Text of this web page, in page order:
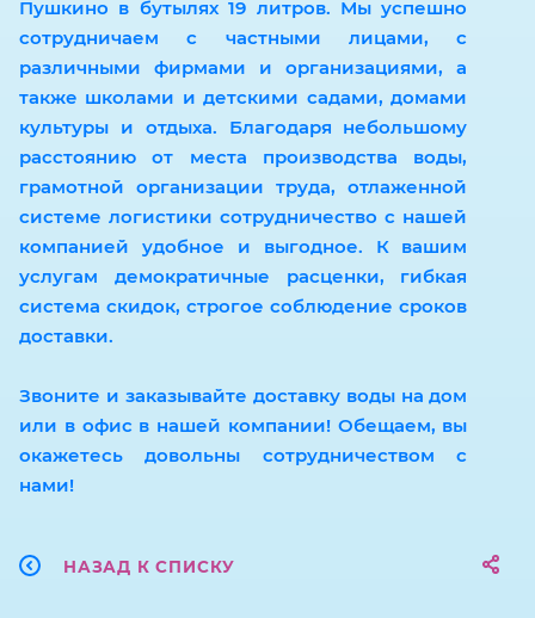
Пушкино в бутылях 19 литров. Мы успешно
сотрудничаем с частными лицами, с
различными фирмами и организациями, а
также школами и детскими садами, домами
культуры и отдыха. Благодаря небольшому
расстоянию от места производства воды,
грамотной организации труда, отлаженной
системе логистики сотрудничество с нашей
компанией удобное и выгодное. К вашим
услугам демократичные расценки, гибкая
система скидок, строгое соблюдение сроков
доставки.
Звоните и заказывайте доставку воды на дом
или в офис в нашей компании! Обещаем, вы
окажетесь довольны сотрудничеством с
нами!
НАЗАД К СПИСКУ